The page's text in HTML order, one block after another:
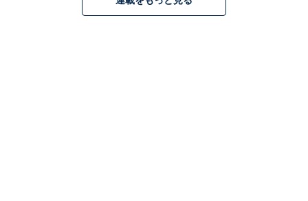
Amazonで見る